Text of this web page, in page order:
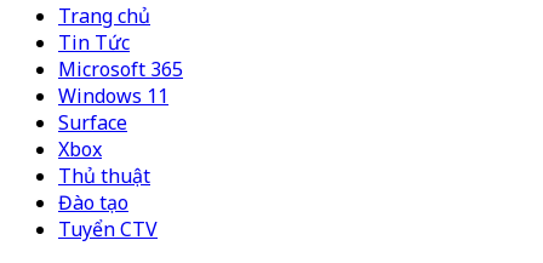
Trang chủ
Tin Tức
Microsoft 365
Windows 11
Surface
Xbox
Thủ thuật
Đào tạo
Tuyển CTV